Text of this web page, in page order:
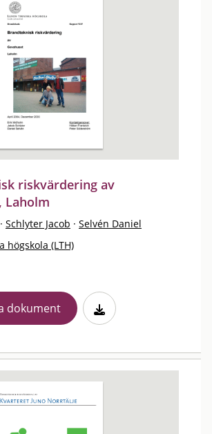
riskvärdering av
Laholm
· Schlyter Jacob · Selvén Daniel
högskola (LTH)
dokument